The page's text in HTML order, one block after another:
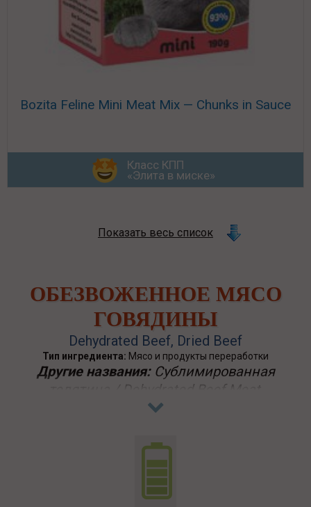
Bozita Feline Mini Meat Mix — Chunks in Sauce
Класс КПП
«Элита в миске»
Показать весь список
ОБЕЗВОЖЕННОЕ МЯСО
ГОВЯДИНЫ
Dehydrated Beef, Dried Beef
Тип ингредиента: Мясо и продукты переработки
Другие названия:Сублимированная
телятина / Dehydrated Beef Meat,
Дегидрированное мясо говядины,
Обезвоженная говядина, Дегидрированная
говядина